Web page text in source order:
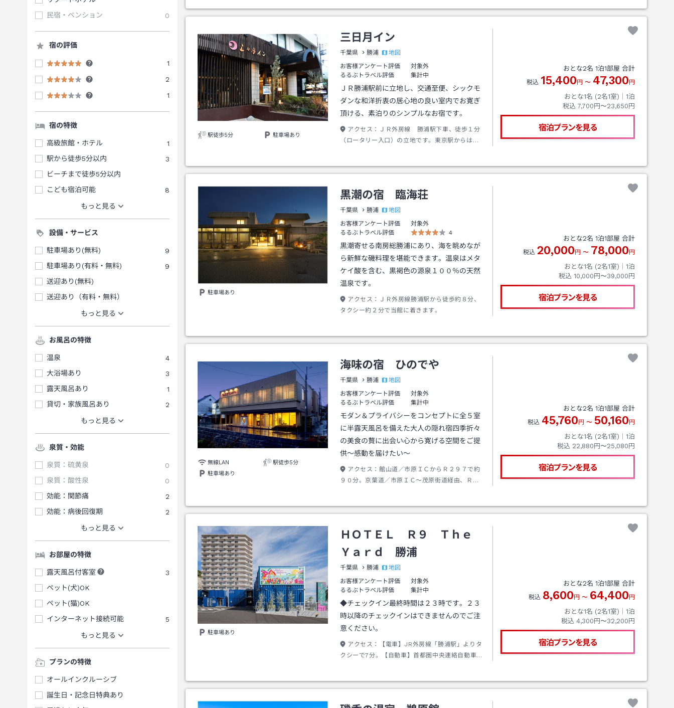
民宿・ペンション
0
宿の評価
1
2
1
宿の特徴
高級旅館・ホテル
1
駅から徒歩5分以内
3
ビーチまで徒歩5分以内
こども宿泊可能
8
もっと見る
設備・サービス
駐車場あり(無料)
9
駐車場あり(有料・無料)
9
送迎あり(無料)
送迎あり（有料・無料）
もっと見る
お風呂の特徴
温泉
4
大浴場あり
3
露天風呂あり
1
貸切・家族風呂あり
2
もっと見る
泉質・効能
泉質：硫黄泉
0
泉質：酸性泉
0
効能：関節痛
2
効能：病後回復期
2
もっと見る
お部屋の特徴
露天風呂付客室
3
ペット(犬)OK
ペット(猫)OK
インターネット接続可能
5
もっと見る
プランの特徴
オールインクルーシブ
誕生日・記念日特典あり
駅徒歩5分 駐車場あり
三日月イン
千葉県 勝浦
地図
お客様アンケート評価
対象外
るるぶトラベル評価
集計中
ＪＲ勝浦駅前に立地し、交通至便、シックモ
ダンな和洋折衷の居心地の良い室内でお寛ぎ
頂ける、素泊りのシンプルなお宿です。
アクセス：
ＪＲ外房線 勝浦駅下車、徒歩１分
（ロータリー入口）の立地です。東京駅からは、
ターミナル東京八重洲から約１２０分、勝浦駅バ
ン経由、圏央道（千葉区間）の市原鶴舞ICより国
道２９７号線を約４０ｋｍ南下。
おとな2名 1泊1部屋 合計
税込 15,400 円 〜 47,300 円
おとな1名 (2名1室)｜ 1泊
税込 7,700円〜23,650円
宿泊プランを見る
駐車場あり
黒潮の宿 臨海荘
千葉県 勝浦
地図
お客様アンケート評価
対象外
るるぶトラベル評価
4
黒潮寄せる南房総勝浦にあり、海を眺めなが
ら新鮮な磯料理を堪能できます。温泉はメタ
ケイ酸を含む、黒褐色の源泉１００％の天然
温泉です。
アクセス：
ＪＲ外房線勝浦駅から徒歩約８分、
タクシー約２分で当館に着きます。
おとな2名 1泊1部屋 合計
税込 20,000 円 〜 78,000 円
おとな1名 (2名1室)｜ 1泊
税込 10,000円〜39,000円
宿泊プランを見る
無線LAN
駅徒歩5分
駐車場あり
海味の宿 ひのでや
千葉県 勝浦
地図
お客様アンケート評価
対象外
るるぶトラベル評価
集計中
モダン＆プライバシーをコンセプトに全５室
に半露天風呂を備えた大人の隠れ宿四季折々
の美食の贅に出会い心から寛げる空間をご提
供～感動を届けたい～
アクセス： 館山道／市原ＩＣからＲ２９７で約
９０分。京葉道／市原ＩＣ～茂原街道経由、Ｒ１
て牛久経由Ｒ２９７号にて勝浦方面へ
おとな2名 1泊1部屋 合計
税込 45,760 円 〜 50,160 円
おとな1名 (2名1室)｜ 1泊
税込 22,880円〜25,080円
宿泊プランを見る
駐車場あり
ＨＯＴＥＬ Ｒ９ Ｔｈｅ
Ｙａｒｄ 勝浦
千葉県 勝浦
地図
お客様アンケート評価
対象外
るるぶトラベル評価
集計中
◆チェックイン最終時間は２３時です。２３
時以降のチェックインはできませんのでご注
意ください。
アクセス：
【電車】JR外房線「勝浦駅」よりタ
クシーで7分。【自動車】首都圏中央連絡自動車道
おとな2名 1泊1部屋 合計
税込 8,600 円 〜 64,400 円
おとな1名 (2名1室)｜ 1泊
税込 4,300円〜32,200円
宿泊プランを見る